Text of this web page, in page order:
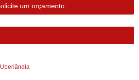
um orçamento